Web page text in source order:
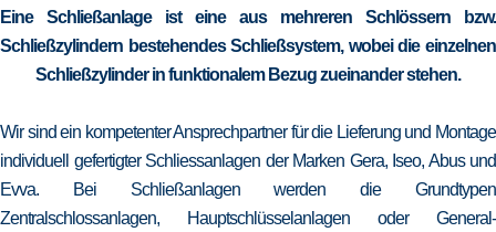
Eine Schließanlage ist eine aus mehreren Schlössern bzw.
Schließzylindern bestehendes Schließsystem, wobei die einzelnen
Schließzylinder in funktionalem Bezug zueinander stehen.
Wir sind ein kompetenter Ansprechpartner für die Lieferung und Montage
individuell gefertigter Schliessanlagen der Marken Gera, Iseo, Abus und
Evva. Bei Schließanlagen werden die Grundtypen
Zentralschlossanlagen, Hauptschlüsselanlagen oder General-